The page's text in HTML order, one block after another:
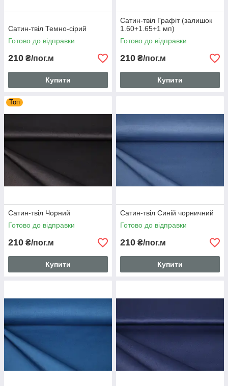
Сатин-твіл Темно-сірий
Готово до відправки
210 ₴/пог.м
Купити
Сатин-твіл Графіт (залишок
1.60+1.65+1 мп)
Готово до відправки
210 ₴/пог.м
Купити
Топ
Сатин-твіл Чорний
Готово до відправки
210 ₴/пог.м
Купити
Сатин-твіл Синій чорничний
Готово до відправки
210 ₴/пог.м
Купити